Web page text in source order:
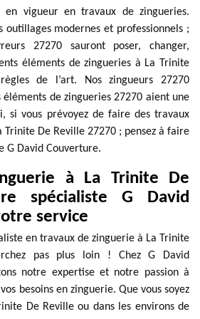
en vigueur en travaux de zingueries.
outillages modernes et professionnels ;
27270 sauront poser, changer,
éléments de zingueries à La Trinite
de l’art. Nos zingueurs 27270
de zingueries 27270 aient une
si vous prévoyez de faire des travaux
Trinite De Reville 27270 ; pensez à faire
G David Couverture.
à La Trinite De
spécialiste G David
service
en travaux de zinguerie à La Trinite
pas plus loin ! Chez G David
notre expertise et notre passion à
besoins en zinguerie. Que vous soyez
De Reville ou dans les environs de